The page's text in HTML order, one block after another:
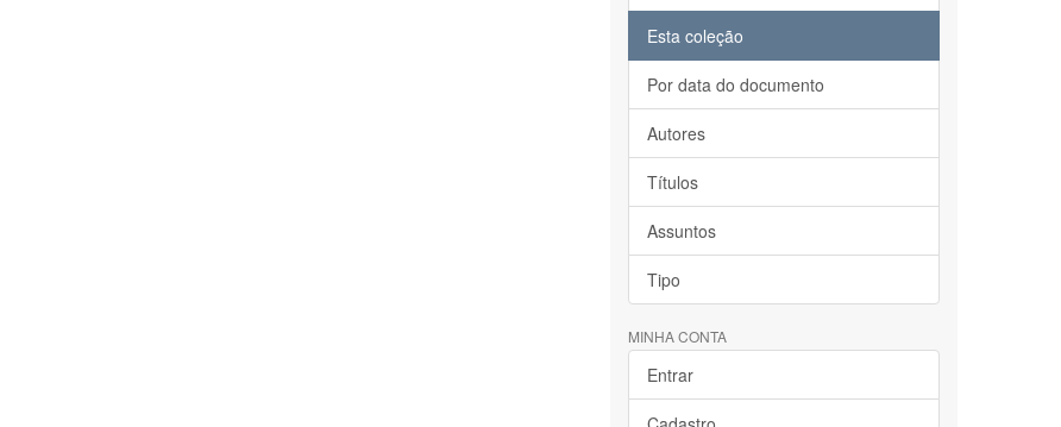
Esta coleção
Por data do documento
Autores
Títulos
Assuntos
Tipo
MINHA CONTA
Entrar